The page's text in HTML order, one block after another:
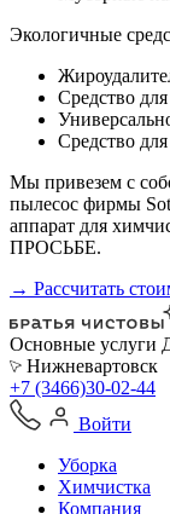
Экологичные
Средство
Средство
Мы привезем с
пылесос фирмы
аппарат для
ПРОСЬБЕ.
→ Рассчитать
Основные услуги
Нижневартовск
+7 (3466)30-02-44
Войти
Уборка
Химчистка
Компания